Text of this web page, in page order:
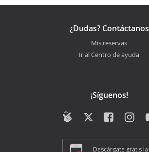
¿Dudas? Contáctanos
Mis reservas
Ir al Centro de ayuda
¡Síguenos!
Descárgate gratis la